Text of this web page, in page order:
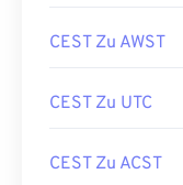
CEST Zu AWST
CEST Zu UTC
CEST Zu ACST